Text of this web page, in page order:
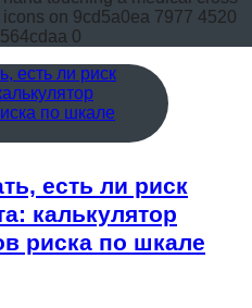
есть ли риск
калькулятор
риска по шкале